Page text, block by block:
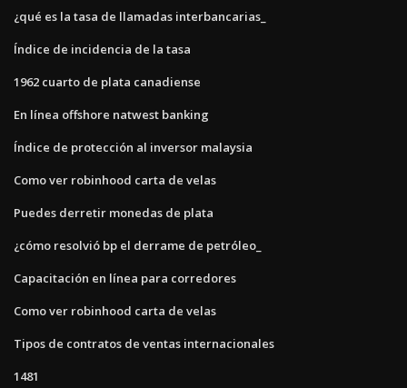
¿qué es la tasa de llamadas interbancarias_
Índice de incidencia de la tasa
1962 cuarto de plata canadiense
En línea offshore natwest banking
Índice de protección al inversor malaysia
Como ver robinhood carta de velas
Puedes derretir monedas de plata
¿cómo resolvió bp el derrame de petróleo_
Capacitación en línea para corredores
Como ver robinhood carta de velas
Tipos de contratos de ventas internacionales
1481